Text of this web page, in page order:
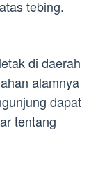
tebing.
di daerah
alamnya
dapat
tentang